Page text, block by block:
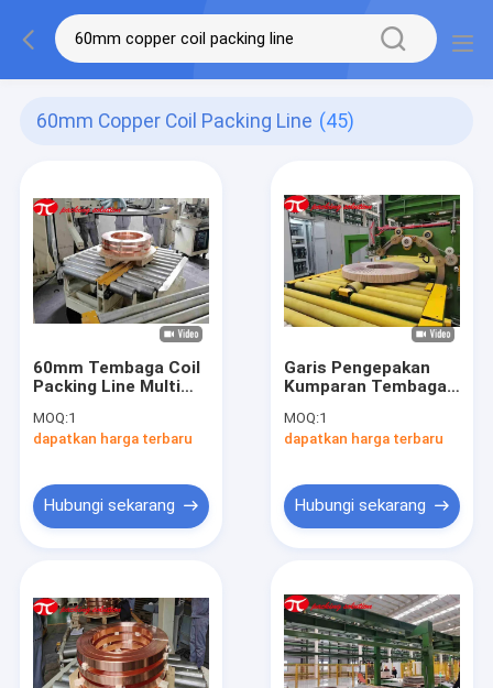
60mm Copper Coil Packing Line (45)
60mm Tembaga Coil
Packing Line Multi
Machine
MOQ:1
dapatkan harga terbaru
Hubungi sekarang
Garis Pengepakan
Kumparan Tembaga
Peralatan
Pemrosesan
Dengan Kertas
Majemuk Sebagai
Bahan
MOQ:1
dapatkan harga terbaru
Hubungi sekarang